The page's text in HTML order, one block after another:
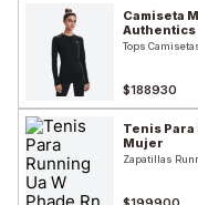
Camiseta
Authentics
Tops
$188930
Tenis Para
Mujer
Zapatillas